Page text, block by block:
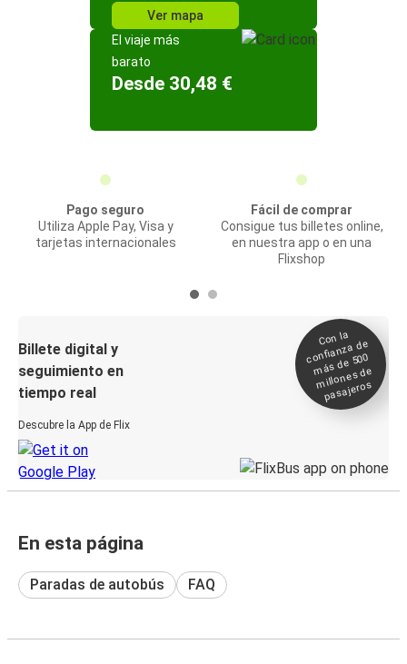
Ver mapa
El viaje más
barato
Desde 30,48 €
Pago seguro
Utiliza Apple Pay, Visa y
tarjetas internacionales
Fácil de comprar
Consigue tus billetes online,
en nuestra app o en una
Flixshop
Billete digital y
seguimiento en
tiempo real
Descubre la App de Flix
Con la
confianza de
más de 500
millones de
pasajeros
En esta página
Paradas de autobús FAQ